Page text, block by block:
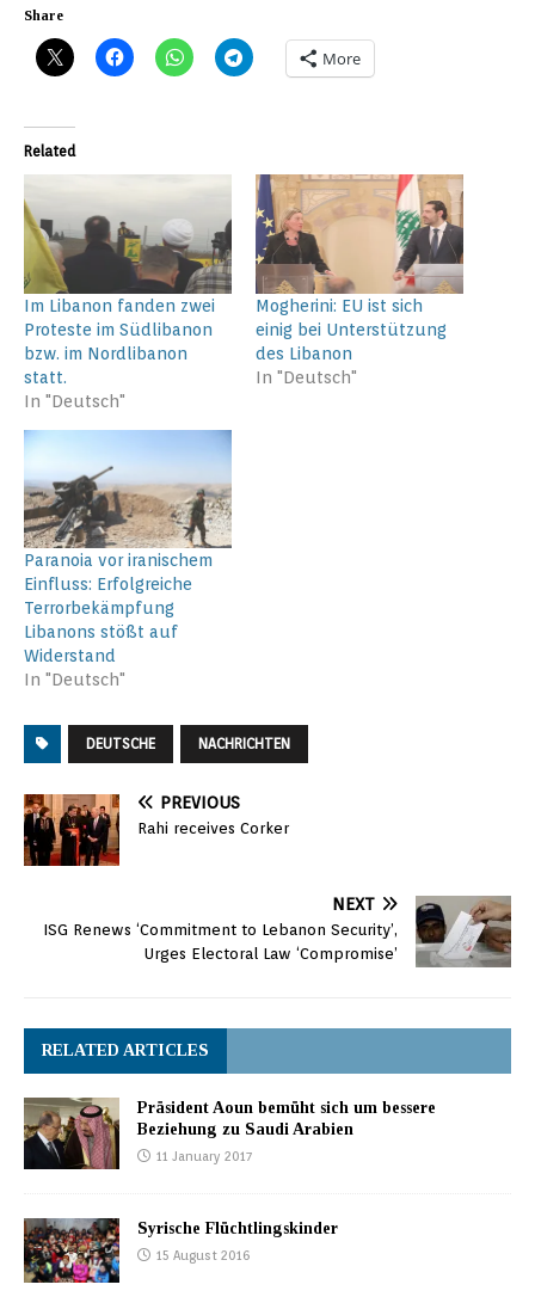
Share
More
Related
Im Libanon fanden zwei
Proteste im Südlibanon
bzw. im Nordlibanon
statt.
In "Deutsch"
Mogherini: EU ist sich
einig bei Unterstützung
des Libanon
In "Deutsch"
Paranoia vor iranischem
Einfluss: Erfolgreiche
Terrorbekämpfung
Libanons stößt auf
Widerstand
In "Deutsch"
DEUTSCHE NACHRICHTEN
PREVIOUS
Rahi receives Corker
NEXT
ISG Renews ‘Commitment to Lebanon Security’,
Urges Electoral Law ‘Compromise’
RELATED ARTICLES
Präsident Aoun bemüht sich um bessere
Beziehung zu Saudi Arabien
11 January 2017
Syrische Flüchtlingskinder
15 August 2016